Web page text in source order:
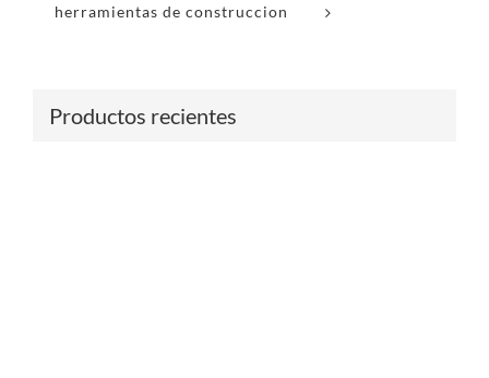
herramientas de construccion
Productos recientes